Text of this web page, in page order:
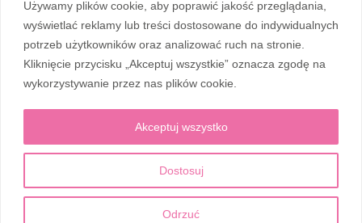
Używamy plików cookie, aby poprawić jakość przeglądania,
wyświetlać reklamy lub treści dostosowane do indywidualnych
potrzeb użytkowników oraz analizować ruch na stronie.
Kliknięcie przycisku „Akceptuj wszystkie” oznacza zgodę na
wykorzystywanie przez nas plików cookie.
Dostosuj
Odrzuć
Akceptuj wszystko
Realizowane projekty
© 2026 Corten Medic